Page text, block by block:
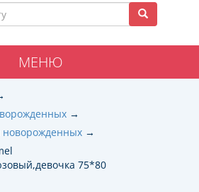
МЕНЮ
новорожденных
75*80